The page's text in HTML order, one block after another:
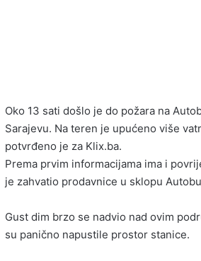
Oko 13 sati došlo je do požara na
Sarajevu. Na teren je upućeno više
potvrđeno je za Klix.ba.
Prema prvim informacijama ima i
je zahvatio prodavnice u sklopu
Gust dim brzo se nadvio nad ovim
su panično napustile prostor stanice.